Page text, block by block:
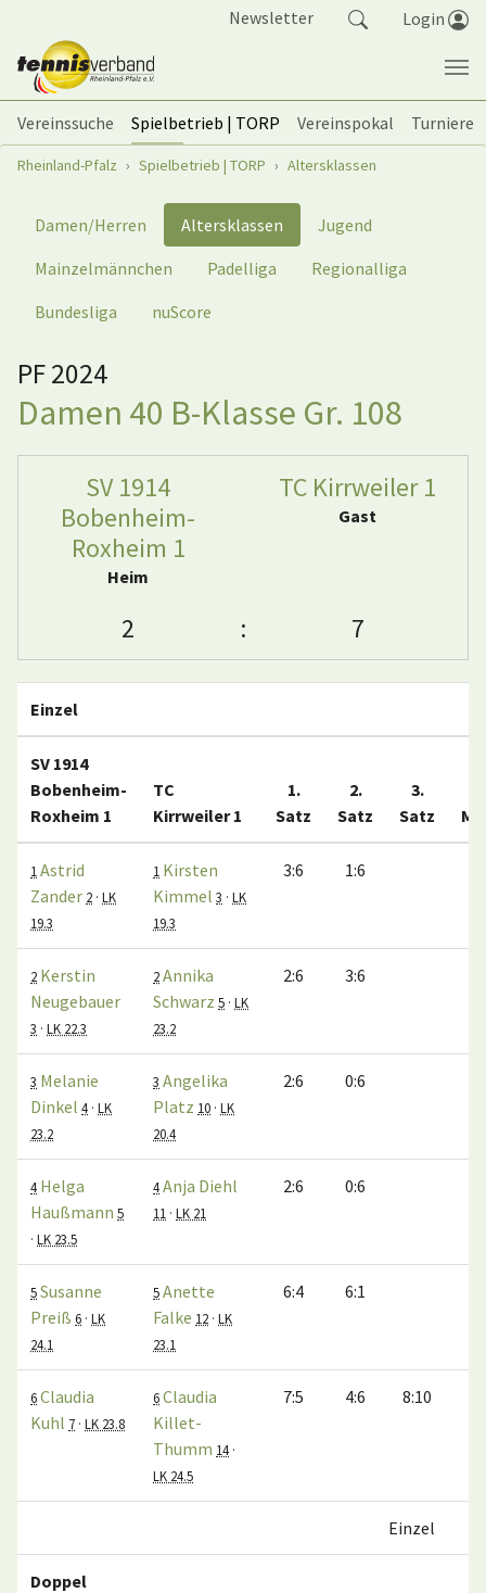
Newsletter Login
Vereinssuche Spielbetrieb | TORP Vereinspokal
Turniere
Sie sind hier:
Rheinland-Pfalz Spielbetrieb | TORP Altersklassen
Damen/Herren Altersklassen
Jugend
Mainzelmännchen
Padelliga
Regionalliga
Bundesliga
nuScore
PF 2024
Damen 40 B-Klasse Gr. 108
SV 1914
Bobenheim-
Roxheim 1
Heim
TC Kirrweiler 1
Gast
2 : 7
Einzel
SV 1914
Bobenheim-
Roxheim 1
TC
Kirrweiler 1
1.
Satz
2.
Satz
3.
Satz
1 Astrid
Zander 2 · LK
19.3
1 Kirsten
Kimmel 3 · LK
19.3
3:6 1:6
2 Kerstin
Neugebauer
3 · LK 22.3
2Annika
Schwarz 5 · LK
23.2
2:6 3:6
3 Melanie
Dinkel 4 · LK
23.2
3 Angelika
Platz 10 · LK
20.4
2:6 0:6
4 Helga
Haußmann 5
· LK 23.5
4Anja Diehl
11 · LK 21
2:6 0:6
5Susanne
Preiß 6 · LK
24.1
5Anette
Falke 12 · LK
23.1
6:4 6:1
6Claudia
Kuhl 7 · LK 23.8
6Claudia
Killet-
Thumm 14 ·
LK 24.5
7:5 4:6 8:10
Einzel
Doppel